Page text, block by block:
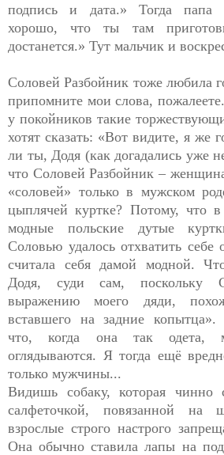
подпись и дата.» Тогда папа
хорошо, что ты там
достанется.» Тут мальчик и
Соловей Разбойник тоже любила
припомните мои слова,
у покойников такие
хотят сказать: «Вот видите, я же
ли ты, Додя (как догадались уже
что Соловей Разбойник –
«соловей» только в мужском
цыплячей куртке? Потому, что
модные польские дутые
Соловью удалось отхватить себе
считала себя дамой модной.
Додя, суди сам, поскольку
выражению моего дяди,
вставшего на задние копытца».
что, когда она так одета,
оглядываются. Я тогда ещё
только мужчины...
Видишь собаку, которая чинно
салфеточкой, повязанной на
взрослые строго настрого
Она обычно ставила лапы на